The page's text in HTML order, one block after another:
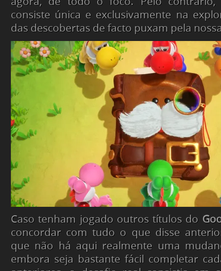
consiste única e exclusivamente na
das descobertas de facto puxam pela
Caso tenham jogado outros títulos do
concordar com tudo o que disse
que não há aqui realmente uma
embora seja bastante fácil completar